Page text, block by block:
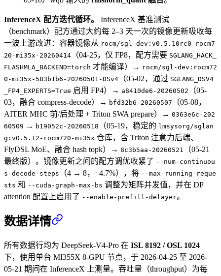
InferenceX 配方迭代循环。
InferenceX 基准测试
（benchmark）配方通过大约每 2–3 天一次的镜像更新吸收每
一波上游改进：容器镜像从 rocm/sgl-dev:v0.5.10rc0-rocm7
20-mi35x-20260414 （04-25，仅 FP8，配方需要 SGLANG_HACK_
FLASHMLA_BACKEND=torch 才能编译）→ rocm/sgl-dev:rocm72
0-mi35x-583b1b6-20260501-DSv4 （05-02，通过 SGLANG_DSV4
_FP4_EXPERTS=True 启用 FP4）→ a8410de6-20260502
（05-
03，融合 compress-decode）→ bfd32b6-20260507
（05-08，
AITER MHC 前/后处理 + Triton SWA prepare）→ 0363e6c-202
60509 → b19052c-20260518 （05-19，稳定的 lmsysorg/sglan
g:v0.5.12-rocm720-mi35x 仓库，含 Triton 注意力后端、
FlyDSL MoE、融合 hash topk）→ 8c3b5aa-20260521
（05-21
最终版）。镜像更新之间的配方调优收紧了 --num-continuou
s-decode-steps
（4 → 8，+4.7%），将 --max-running-reque
sts 和 --cuda-graph-max-bs 调整为矩阵并发值，并在 DP
attention 配置上启用了 --enable-prefill-delayer。
数据详情
所有数据行均为 DeepSeek-V4-Pro 在 ISL 8192 / OSL 1024
下，使用单台 MI355X 8-GPU 节点，于 2026-04-25 至 2026-
05-21 期间在 InferenceX 上测量。吞吐量（throughput）为每